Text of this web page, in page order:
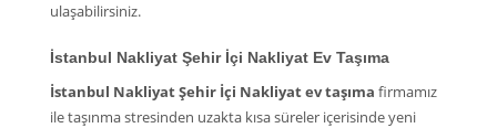
ulaşabilirsiniz.
İstanbul Nakliyat Şehir İçi Nakliyat Ev Taşıma
İstanbul Nakliyat Şehir İçi Nakliyat ev taşıma firmamız
ile taşınma stresinden uzakta kısa süreler içerisinde yeni